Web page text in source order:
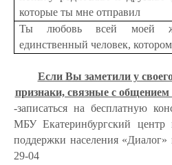
которые ты мне отправил
Ты любовь всей моей
единственный человек,
Если Вы заметили у
признаки, связные с
-записаться на бесплатную
МБУ Екатеринбургский центр
поддержки населения
29-04